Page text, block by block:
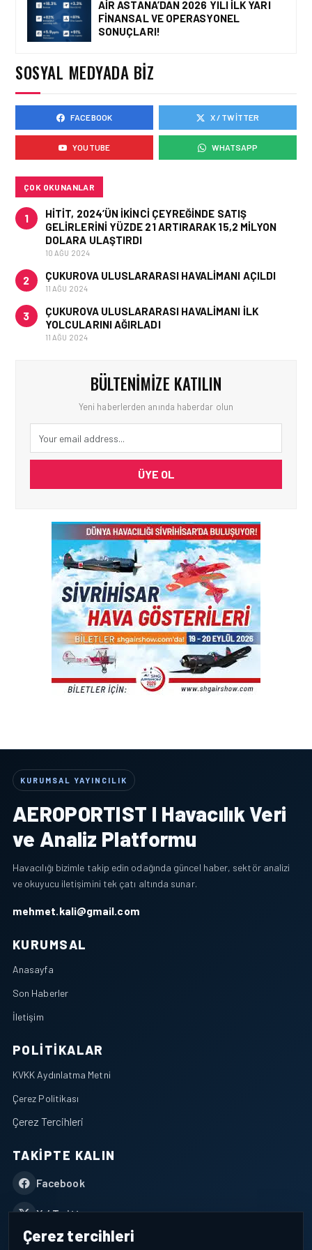
HAVACILIK • 05 AĞU 2026
YAKIT MALIYETLERINDEKI
ALINIYOR?
HAVACILIK • 05 AĞU 2026
ÇELEBI HAVACILIK
MACARISTAN’DAN
BUDAPEŞTE GÖNÜLLÜ
AIR ASTANA’DAN 2026 YILI İLK YARI
FINANSAL VE OPERASYONEL
SONUÇLARI!
SOSYAL MEDYADA BIZ
FACEBOOK X / TWITTER
YOUTUBE WHATSAPP
ÇOK OKUNANLAR
1
HITIT, 2024’ÜN IKINCI ÇEYREĞINDE SATIŞ
GELIRLERINI YÜZDE 21 ARTIRARAK 15,2 MILYON
DOLARA ULAŞTIRDI
10 AĞU 2024
2 ÇUKUROVA ULUSLARARASI HAVALIMANI AÇILDI
11 AĞU 2024
3
ÇUKUROVA ULUSLARARASI HAVALIMANI İLK
YOLCULARINI AĞIRLADI
11 AĞU 2024
BÜLTENIMIZE KATILIN
Yeni haberlerden anında haberdar olun
ÜYE OL
KURUMSAL YAYINCILIK
AEROPORTIST I Havacılık Veri
ve Analiz Platformu
Havacılığı bizimle takip edin odağında güncel haber, sektör analizi
ve okuyucu iletişimini tek çatı altında sunar.
mehmet.kali@gmail.com
KURUMSAL
Anasayfa
Son Haberler
İletişim
POLITIKALAR
KVKK Aydınlatma Metni
Çerez Politikası
Çerez Tercihleri
TAKIPTE KALIN
Facebook
X / Twitter
YouTube
Çerez tercihleri